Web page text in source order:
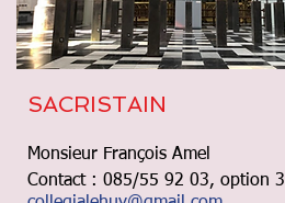
SACRISTAIN
Monsieur François Amel
Contact : 085/55 92 03, option 3